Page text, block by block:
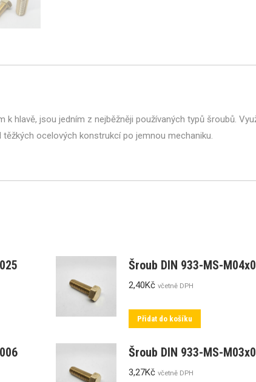
hlavě, jsou jedním z nejběžněji používaných typů šroubů.
ocelových konstrukcí po jemnou mechaniku.
Šroub DIN 933-MS-
2,40Kč včetně DPH
Přidat do košíku
Šroub DIN 933-MS-
3,27Kč včetně DPH